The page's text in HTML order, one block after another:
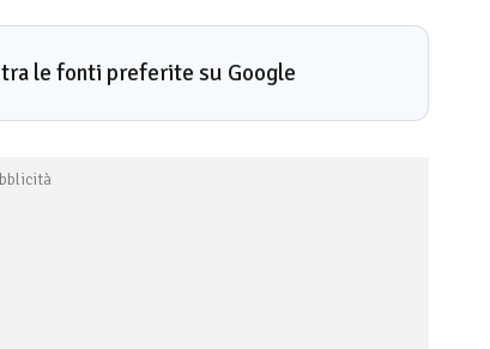
tra le fonti preferite su Google